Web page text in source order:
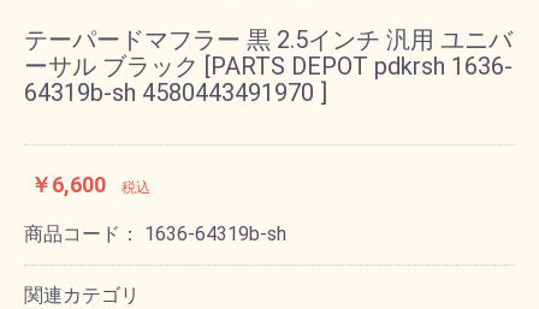
テーパードマフラー 黒 2.5インチ 汎用 ユニバ
ーサル ブラック [PARTS DEPOT pdkrsh 1636-
64319b-sh 4580443491970 ]
￥6,600 税込
商品コード： 1636-64319b-sh
関連カテゴリ